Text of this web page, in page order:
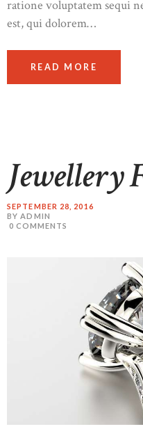
ratione voluptatem sequi
est, qui dolorem…
READ MORE
Jewellery
SEPTEMBER 28, 2016
BY ADMIN
0 COMMENTS